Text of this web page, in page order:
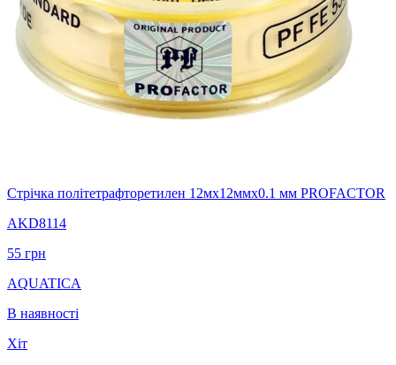
Стрічка політетрафторетилен 12мx12ммx0.1 мм PROFACTOR
AKD8114
55 грн
AQUATICA
В наявності
Хіт